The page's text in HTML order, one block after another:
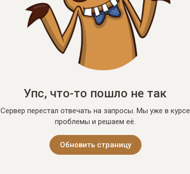
Упс, что-то пошло не так
Сервер перестал отвечать на запросы. Мы уже в курсе
проблемы и решаем её.
Обновить страницу